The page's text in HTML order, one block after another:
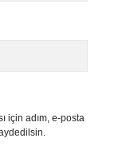
için adım, e-posta